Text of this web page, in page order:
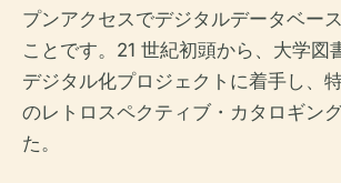
プンアクセスでデジタルデータベー
ことです。21 世紀初頭から、大学図
デジタル化プロジェクトに着手し、
のレトロスペクティブ・カタロギン
た。